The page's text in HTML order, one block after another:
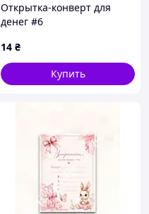
Открытка-конверт для
денег #6
14 ₴
Купить